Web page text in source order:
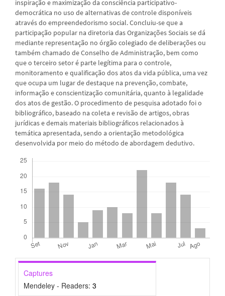
inspiração e maximização da consciência participativo-
democrática no uso de alternativas de controle disponíveis
através do empreendedorismo social. Concluiu-se que a
participação popular na diretoria das Organizações Sociais se dá
mediante representação no órgão colegiado de deliberações ou
também chamado de Conselho de Administração, bem como
que o terceiro setor é parte legítima para o controle,
monitoramento e qualificação dos atos da vida pública, uma vez
que ocupa um lugar de destaque na prevenção, combate,
informação e conscientização comunitária, quanto à legalidade
dos atos de gestão. O procedimento de pesquisa adotado foi o
bibliográfico, baseado na coleta e revisão de artigos, obras
jurídicas e demais materiais bibliográficos relacionados à
temática apresentada, sendo a orientação metodológica
desenvolvida por meio do método de abordagem dedutivo.
Captures
Mendeley - Readers: 3